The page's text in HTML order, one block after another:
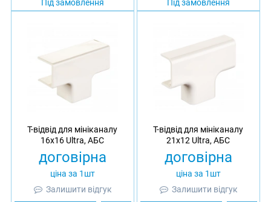
Під замовлення Під замовлення
Т-відвід для мініканалу
16х16 Ultra, АБС
договірна
ціна за 1шт
Залишити відгук
Т-відвід для мініканалу
21x12 Ultra, АБС
договірна
ціна за 1шт
Залишити відгук